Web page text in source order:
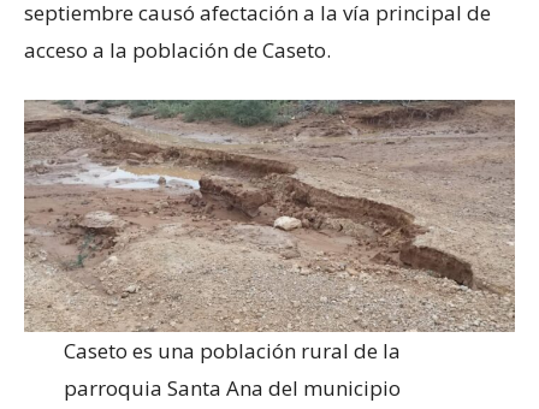
septiembre causó afectación a la vía principal de
acceso a la población de Caseto.
Caseto es una población rural de la
parroquia Santa Ana del municipio